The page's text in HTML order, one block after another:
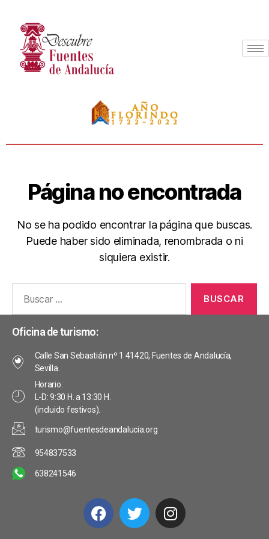
Página no encontrada
No se ha podido encontrar la página que buscas.
Puede haber sido eliminada, renombrada o ni
siquiera existir.
Oficina de turismo:
Calle San Sebastián nº 1 41420, Fuentes de Andalucía,
Sevilla.
Horario:
L-D: 9:30 H. a 13:30 H.
(incluido festivos).
turismo@fuentesdeandalucia.org
954837533
638241546